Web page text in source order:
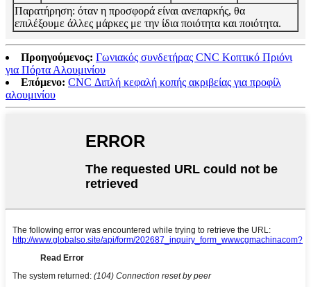
Παρατήρηση: όταν η προσφορά είναι ανεπαρκής, θα
επιλέξουμε άλλες μάρκες με την ίδια ποιότητα και ποιότητα.
Προηγούμενος: Γωνιακός συνδετήρας CNC Κοπτικό Πριόνι
για Πόρτα Αλουμινίου
Επόμενο: CNC Διπλή κεφαλή κοπής ακριβείας για προφίλ
αλουμινίου